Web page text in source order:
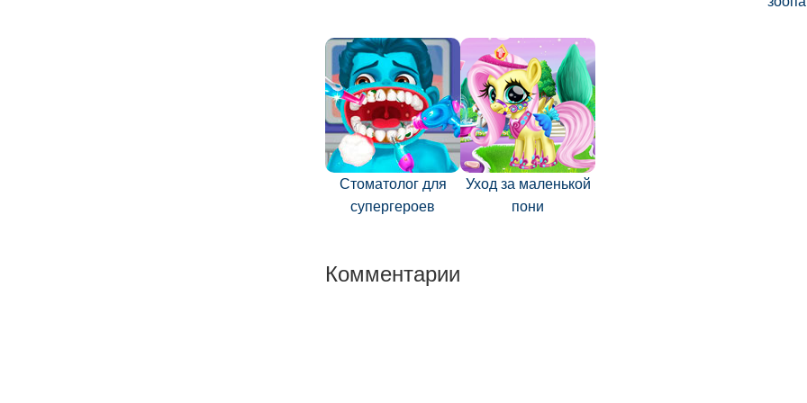
Стоматолог для
супергероев
Уход за маленькой
пони
Комментарии